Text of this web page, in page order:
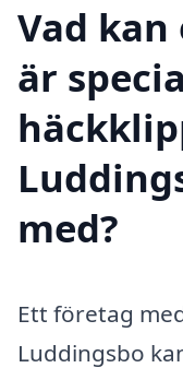
Vad
är
med?
Ett företag
Luddingsbo